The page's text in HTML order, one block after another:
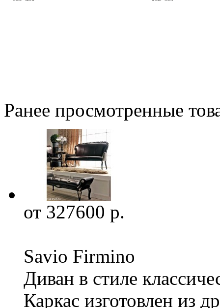
Ранее просмотренные
от 327600 р.
Savio Firmino
Диван в стиле
Каркас изготовлен из